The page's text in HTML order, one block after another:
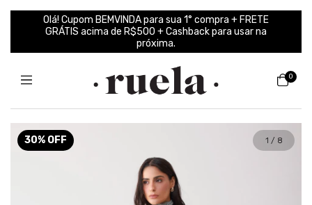
Olá! Cupom BEMVINDA para sua 1° compra + FRETE
GRÁTIS acima de R$500 + Cashback para usar na
próxima.
0
30% OFF 1 / 8